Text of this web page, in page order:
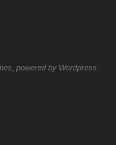
powered by Wordpress.